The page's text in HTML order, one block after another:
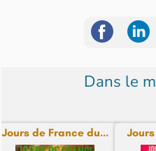
Dans le
Jours de France du...